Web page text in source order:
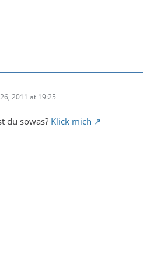
2011 at 19:25
du sowas? Klick mich